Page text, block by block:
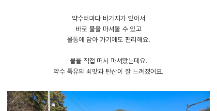
약수터마다 바가지가 있어서
바로 물을 마셔볼 수 있고
물통에 담아 가기에도 편리해요.
​물을 직접 떠서 마셔봤는데요.
약수 특유의 쇠맛과 탄산이 잘 느껴졌어요.